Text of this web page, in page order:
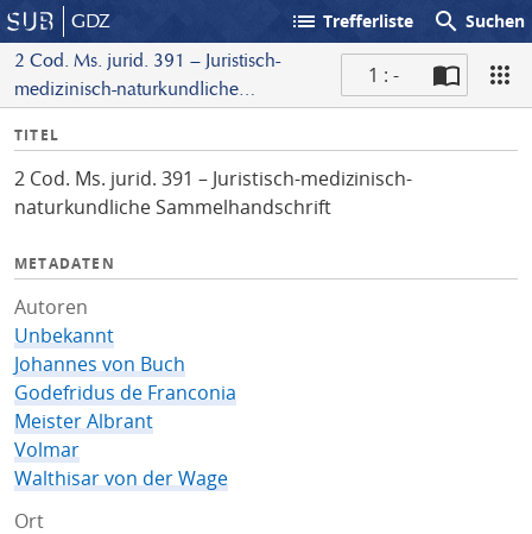
GDZ list Trefferliste search Suchen
2 Cod. Ms. jurid. 391 – Juristisch-
medizinisch-naturkundliche
1 : -
I
f
o
TITEL
2 Cod. Ms. jurid. 391 – Juristisch-medizinisch-
naturkundliche Sammelhandschrift
METADATEN
Autoren
Unbekannt
Johannes von Buch
Godefridus de Franconia
Meister Albrant
Volmar
Walthisar von der Wage
Ort